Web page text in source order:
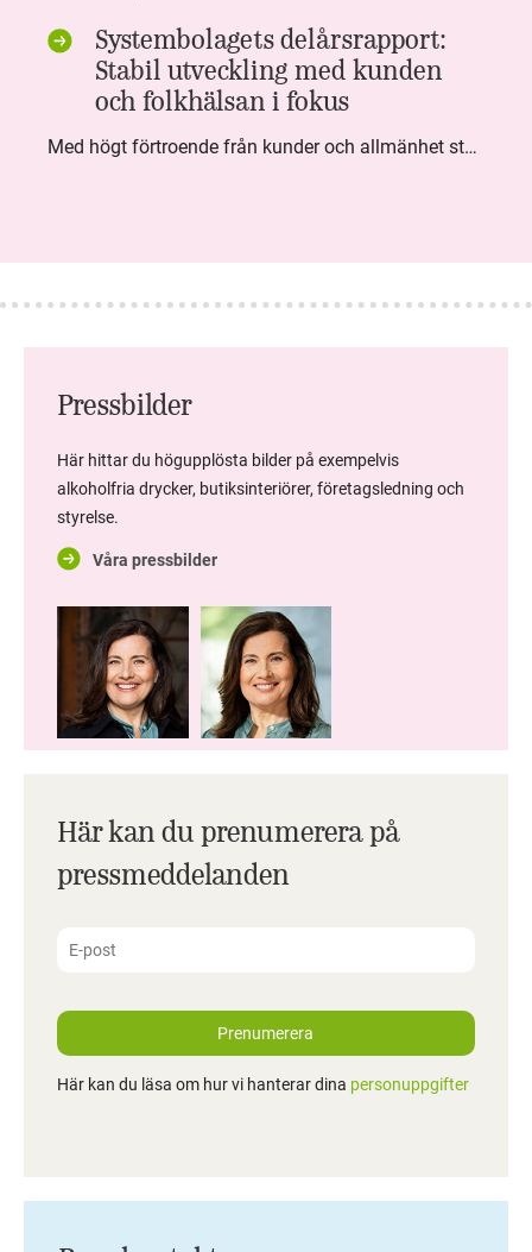
Systembolagets delårsrapport:
Stabil utveckling med kunden
och folkhälsan i fokus
Med högt förtroende från kunder och allmänhet står Systembolaget stabilt i samhällsuppdraget. Under kvartalet togs flera steg inom folkhälsa, kundnytta och minskad klimatpåverkan. Nettoomsättningen var i nivå med föregående år och effektiviseringar av verksamheten möjliggjorde fortsatt anpassning för att möta nya behov.
Pressbilder
Här hittar du högupplösta bilder på exempelvis
alkoholfria drycker, butiksinteriörer, företagsledning och
styrelse.
Våra pressbilder
Här kan du prenumerera på
pressmeddelanden
Prenumerera
Här kan du läsa om hur vi hanterar dina personuppgifter